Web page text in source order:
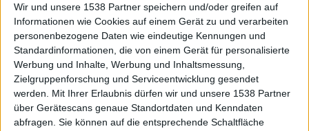
Wir und unsere 1538 Partner speichern und/oder greifen auf
Informationen wie Cookies auf einem Gerät zu und verarbeiten
personenbezogene Daten wie eindeutige Kennungen und
Standardinformationen, die von einem Gerät für personalisierte
Werbung und Inhalte, Werbung und Inhaltsmessung,
Zielgruppenforschung und Serviceentwicklung gesendet
werden.
Mit Ihrer Erlaubnis dürfen wir und unsere 1538 Partner
über Gerätescans genaue Standortdaten und Kenndaten
abfragen. Sie können auf die entsprechende Schaltfläche